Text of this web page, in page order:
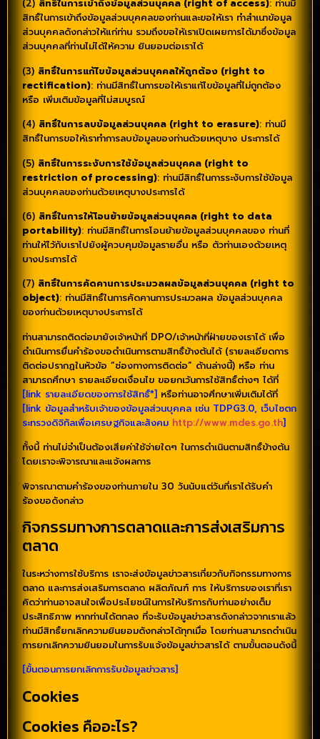
(2) สิทธิ์ในการเข้าถึงข้อมูลส่วนบุคคล (right of access): ท่านมี
สิทธิ์ในการเข้าถึงข้อมูลส่วนบุคคลของท่านและขอให้เรา ทำสำเนาข้อมูล
ส่วนบุคคลดังกล่าวให้แก่ท่าน รวมถึงขอให้เราเปิดเผยการได้มาซึ่งข้อมูล
ส่วนบุคคลที่ท่านไม่ได้ให้ความ ยินยอมต่อเราได้
(3) สิทธิ์ในการแก้ไขข้อมูลส่วนบุคคลให้ถูกต้อง (right to
rectification): ท่านมีสิทธิ์ในการขอให้เราแก้ไขข้อมูลที่ไม่ถูกต้อง
หรือ เพิ่มเติมข้อมูลที่ไม่สมบูรณ์
(4) สิทธิ์ในการลบข้อมูลส่วนบุคคล (right to erasure): ท่านมี
สิทธิ์ในการขอให้เราทำการลบข้อมูลของท่านด้วยเหตุบาง ประการได้
(5) สิทธิ์ในการระงับการใช้ข้อมูลส่วนบุคคล (right to
restriction of processing): ท่านมีสิทธิ์ในการระงับการใช้ข้อมูล
ส่วนบุคคลของท่านด้วยเหตุบางประการได้
(6) สิทธิ์ในการให้โอนย้ายข้อมูลส่วนบุคคล (right to data
portability): ท่านมีสิทธิ์ในการโอนย้ายข้อมูลส่วนบุคคลของ ท่านที่
ท่านให้ไว้กับเราไปยังผู้ควบคุมข้อมูลรายอื่น หรือ ตัวท่านเองด้วยเหตุ
บางประการได้
(7) สิทธิ์ในการคัดคานการประมวลผลข้อมูลส่วนบุคคล (right to
object): ท่านมีสิทธิ์ในการคัดคานการประมวลผล ข้อมูลส่วนบุคคล
ของท่านด้วยเหตุบางประการได้
ท่านสามารถติดต่อมายังเจ้าหน้าที่ DPO/เจ้าหน้าที่ฝ่ายของเราได้ เพื่อ
ดำเนินการยื่นคำร้องขอดำเนินการตามสิทธิ์ข้างต้นได้ (รายละเอียดการ
ติดต่อปรากฏในหัวข้อ “ช่องทางการติดต่อ” ด้านล่างนี้) หรือ ท่าน
สามารถศึกษา รายละเอียดเงื่อนไข ขอยกเว้นการใช้สิทธิ์ต่างๆ ได้ที่
[link รายละเอียดของการใช้สิทธิ์*] หรือท่านอาจศึกษาเพิ่มเติมได้ที่
[link ข้อมูลสำหรับเจ้าของข้อมูลส่วนบุคคล เช่น TDPG3.0, เว็บไซตก
ระทรวงดิจิทัลเพื่อเศรษฐกิจและสังคม http://www.mdes.go.th]
ทั้งนี้ ท่านไม่จำเป็นต้องเสียค่าใช้จ่ายใดๆ ในการดำเนินตามสิทธิ์ข้างต้น
โดยเราจะพิจารณาและแจ้งผลการ
พิจารณาตามคำร้องของท่านภายใน 30 วันนับแต่วันที่เราได้รับคำ
ร้องขอดังกล่าว
กิจกรรมทางการตลาดและการส่งเสริมการ
ตลาด
ในระหว่างการใช้บริการ เราจะส่งข้อมูลข่าวสารเกี่ยวกับกิจกรรมทางการ
ตลาด และการส่งเสริมการตลาด ผลิตภัณฑ์ การ ให้บริการของเราที่เรา
คิดว่าท่านอาจสนใจเพื่อประโยชน์ในการให้บริการกับท่านอย่างเต็ม
ประสิทธิภาพ หากท่านได้ตกลง ที่จะรับข้อมูลข่าวสารดังกล่าวจากเราแล้ว
ท่านมีสิทธิ์ยกเลิกความยินยอมดังกล่าวได้ทุกเมื่อ โดยท่านสามารถดำเนิน
การยกเลิกความยินยอมในการรับแจ้งข้อมูลข่าวสารได้ ตามขั้นตอนดังนี้
[ขั้นตอนการยกเลิกการรับข้อมูลข่าวสาร]
Cookies
Cookies คืออะไร?